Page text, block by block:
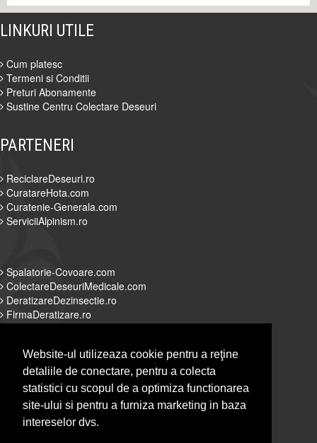
Website-ul utilizeaza cookie pentru a reţine
detaliile de conectare, pentru a colecta
statistici cu scopul de a optimiza functionarea
site-ului si pentru a furniza marketing in baza
intereselor dvs.
LINKURI UTILE
Cum platesc
Termeni si Conditii
Preturi Abonamente
Sustine Centru Colectare Deseuri
PARTENERI
ReciclareDeseuri.ro
CuratareHota.com
Curatenie-Generala.com
ServiciiAlpinism.ro
Spalatorie-Covoare.com
ColectareDeseuriMedicale.com
DeratizareDezinsectie.ro
FirmaDeratizare.ro
Alpinist-Utilitar.com
Servicii-DDD.com
Spalatorie-Curatatorie.com
Spalatorie-Curatatorie.ro